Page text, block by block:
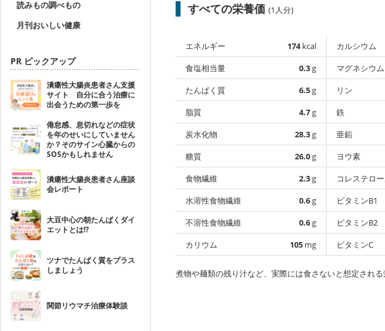
読みもの調べもの
月刊おいしい健康
PR ピックアップ
潰瘍性大腸炎患者さん支援
サイト 自分に合う治療に
出会うための第一歩を
倦怠感、息切れなどの症状
を年のせいにしていません
か？そのサイン心臓からの
SOSかもしれません
潰瘍性大腸炎患者さん座談
会レポート
大豆中心の朝たんぱくダイ
エットとは!?
ツナでたんぱく質をプラス
しましょう
関節リウマチ治療体験談
すべての栄養価 (1人分)
エネルギー 174kcal
食塩相当量
0.3g
たんぱく質
6.5g
脂質
4.7g
炭水化物
28.3g
糖質
26.0g
食物繊維
2.3g
水溶性食物繊維
0.6g
不溶性食物繊維
0.6g
カリウム
105 mg
カルシウム
マグネシウム
リン
鉄
亜鉛
ヨウ素
コレステロ
ビタミンB1
ビタミンB2
ビタミンC
煮物や麺類の残り汁など、実際には食さないと想定され